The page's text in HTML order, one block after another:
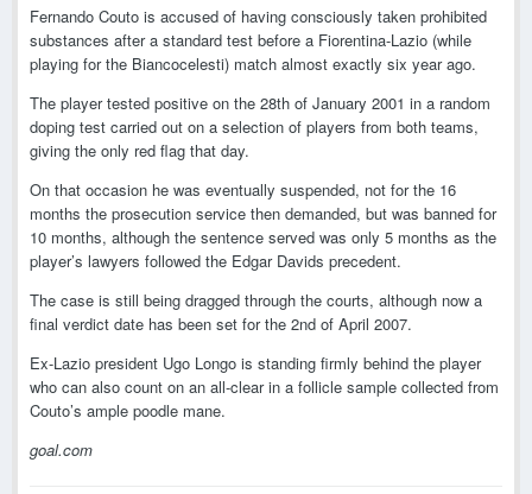
Fernando Couto is accused of having consciously taken prohibited
substances after a standard test before a Fiorentina-Lazio (while
playing for the Biancocelesti) match almost exactly six year ago.
The player tested positive on the 28th of January 2001 in a random
doping test carried out on a selection of players from both teams,
giving the only red flag that day.
On that occasion he was eventually suspended, not for the 16
months the prosecution service then demanded, but was banned for
10 months, although the sentence served was only 5 months as the
player’s lawyers followed the Edgar Davids precedent.
The case is still being dragged through the courts, although now a
final verdict date has been set for the 2nd of April 2007.
Ex-Lazio president Ugo Longo is standing firmly behind the player
who can also count on an all-clear in a follicle sample collected from
Couto’s ample poodle mane.
goal.com